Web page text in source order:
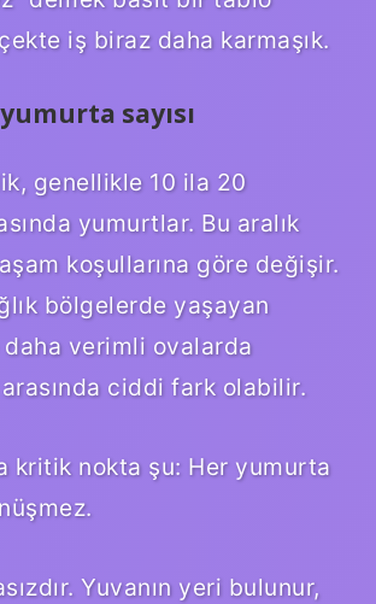
iş biraz daha karmaşık.
sayısı
genellikle 10 ila 20
yumurtlar. Bu aralık
koşullarına göre değişir.
bölgelerde yaşayan
verimli ovalarda
ciddi fark olabilir.
kritik nokta şu: Her yumurta
Yuvanın yeri bulunur,